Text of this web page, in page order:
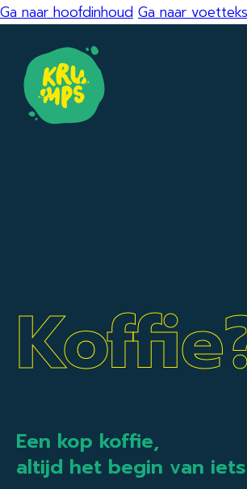
Ga naar hoofdinhoud Ga naar
Een kop koffie,
altijd het begin van